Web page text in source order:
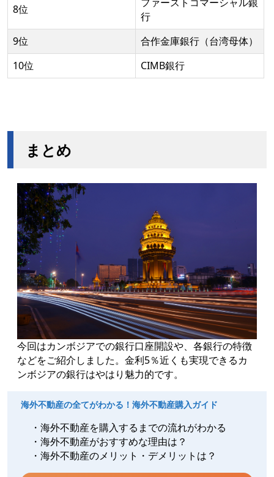
8位
行
9位
合作金庫銀行（台湾母体）
10位
CIMB銀行
まとめ
今回はカンボジアでの銀行口座開設や、各銀行の特徴
などをご紹介しました。金利5％近くも実現できるカ
ンボジアの銀行はやはり魅力的です。
海外不動産の全てがわかる！海外不動産購入ガイド
・海外不動産を購入するまでの流れがわかる
・海外不動産がおすすめな理由は？
・海外不動産のメリット・デメリットは？